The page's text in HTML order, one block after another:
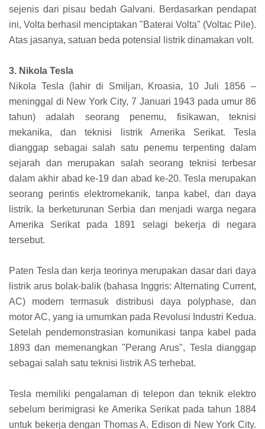
sejenis dari pisau bedah Galvani. Berdasarkan pendapat
ini, Volta berhasil menciptakan "Baterai Volta" (Voltac Pile).
Atas jasanya, satuan beda potensial listrik dinamakan volt.
3. Nikola Tesla
Nikola Tesla (lahir di Smiljan, Kroasia, 10 Juli 1856 –
meninggal di New York City, 7 Januari 1943 pada umur 86
tahun) adalah seorang penemu, fisikawan, teknisi
mekanika, dan teknisi listrik Amerika Serikat. Tesla
dianggap sebagai salah satu penemu terpenting dalam
sejarah dan merupakan salah seorang teknisi terbesar
dalam akhir abad ke-19 dan abad ke-20. Tesla merupakan
seorang perintis elektromekanik, tanpa kabel, dan daya
listrik. Ia berketurunan Serbia dan menjadi warga negara
Amerika Serikat pada 1891 selagi bekerja di negara
tersebut.
Paten Tesla dan kerja teorinya merupakan dasar dari daya
listrik arus bolak-balik (bahasa Inggris: Alternating Current,
AC) modern termasuk distribusi daya polyphase, dan
motor AC, yang ia umumkan pada Revolusi Industri Kedua.
Setelah pendemonstrasian komunikasi tanpa kabel pada
1893 dan memenangkan "Perang Arus", Tesla dianggap
sebagai salah satu teknisi listrik AS terhebat.
Tesla memiliki pengalaman di telepon dan teknik elektro
sebelum berimigrasi ke Amerika Serikat pada tahun 1884
untuk bekerja dengan Thomas A. Edison di New York City.